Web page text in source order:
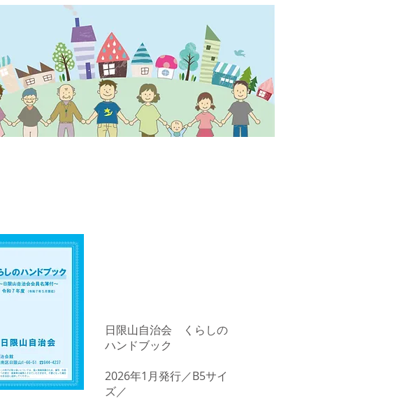
日限山自治会 くらしの
ハンドブック
​2026年1月発行／B5サイ
ズ／